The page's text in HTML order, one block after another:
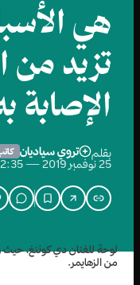
هي
تزيد من
الإصابة
بقلم تروي سياديان
25 نوفمبر 2019 — 12:35 م
لوحة للفنان دي كوننغ، حيث
من الزهايمر.